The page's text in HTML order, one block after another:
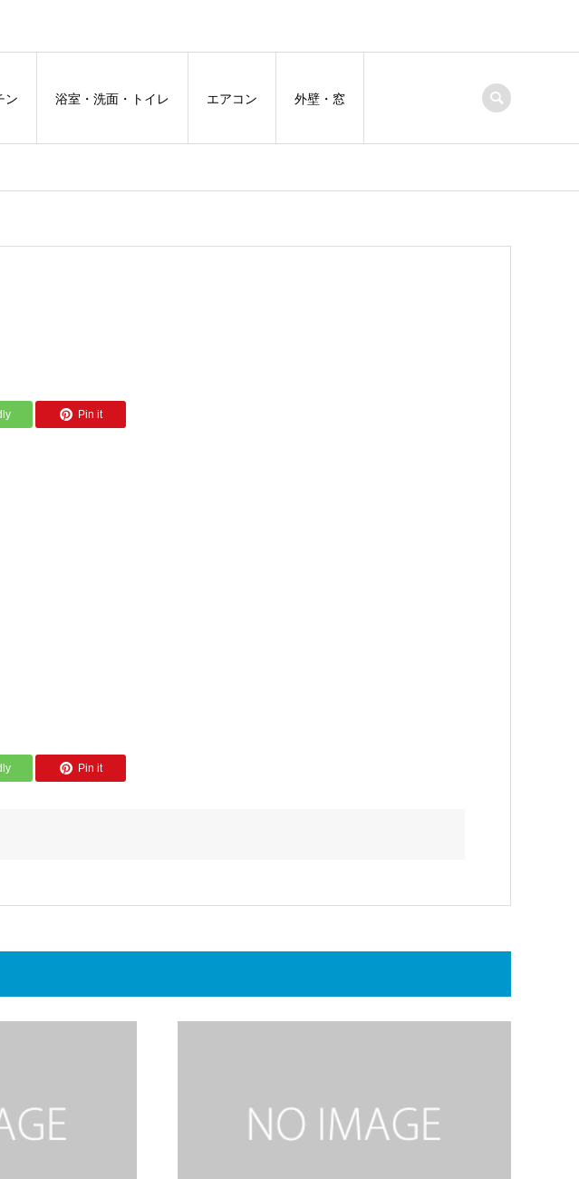
ン 浴室・洗面・トイレ エアコン 外壁・窓
Pin it
Pin it